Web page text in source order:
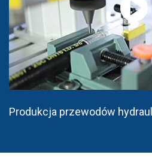
Produkcja przewodów